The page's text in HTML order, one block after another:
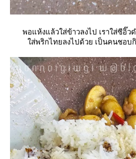
พอแห้งแล้วใส่ข้าวลงไป เราใส่ซีอิ๊
ส่พริกไทยลงไปด้วย เป็นคนชอบ